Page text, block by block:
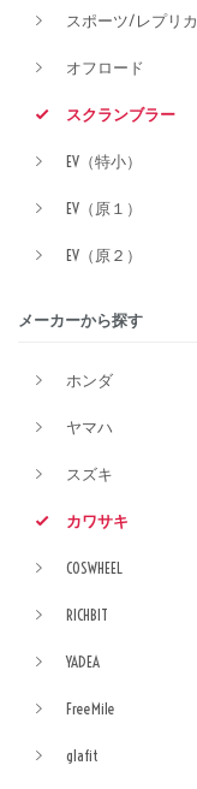
スポーツ/レプリカ
オフロード
スクランブラー
EV（特小）
EV（原１）
EV（原２）
メーカーから探す
ホンダ
ヤマハ
スズキ
カワサキ
COSWHEEL
RICHBIT
YADEA
FreeMile
glafit